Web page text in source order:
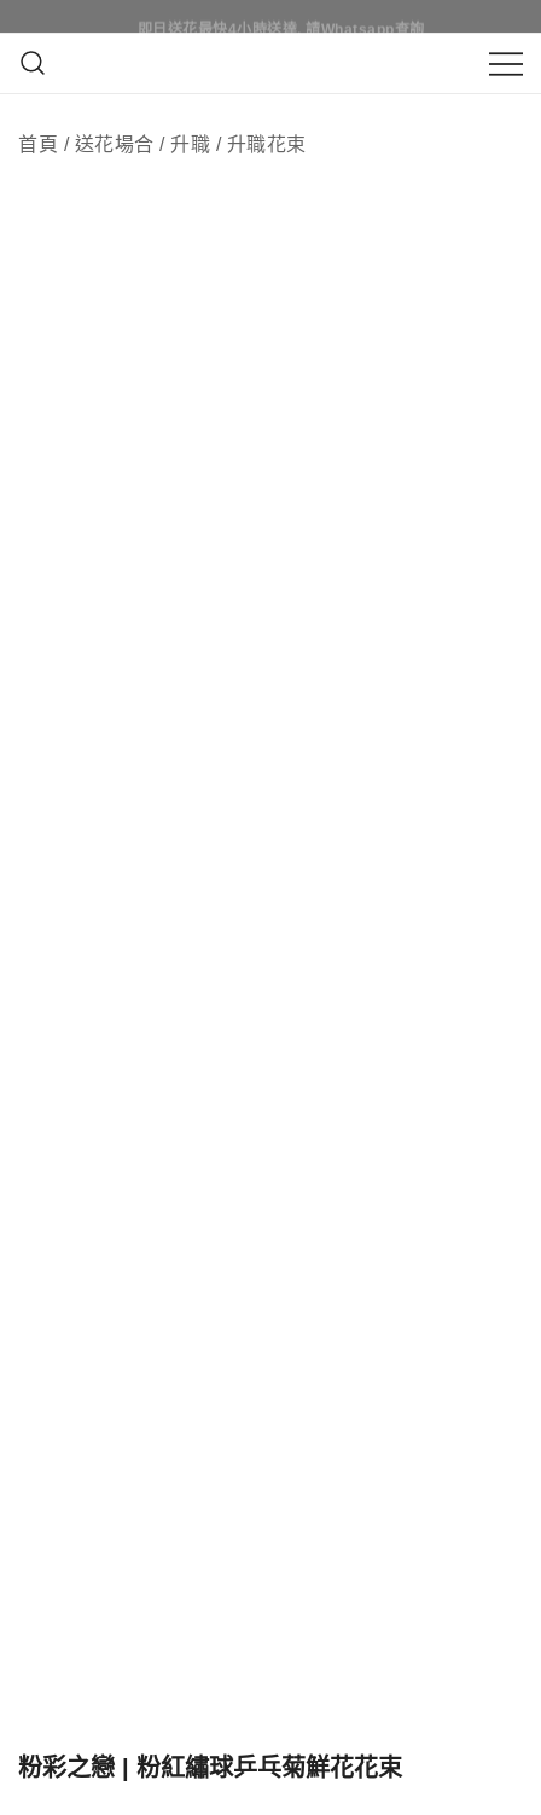
to
content
即日送花最快4小時送達, 請Whatsapp查詢
首頁 / 送花場合 / 升職 / 升職花束
粉彩之戀 | 粉紅繡球乒乓菊鮮花花束